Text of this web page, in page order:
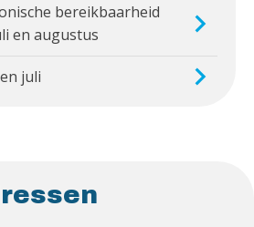
bereikbaarheid
en augustus
juli